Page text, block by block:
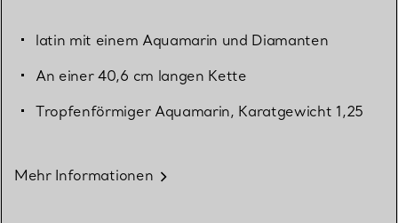
latin mit einem Aquamarin und Diamanten
An einer 40,6 cm langen Kette
Tropfenförmiger Aquamarin, Karatgewicht 1,25
Mehr Informationen